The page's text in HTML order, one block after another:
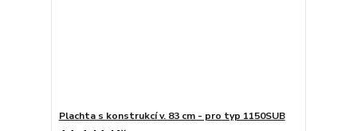
Plachta s konstrukcí v. 83 cm - pro typ 1150SUB